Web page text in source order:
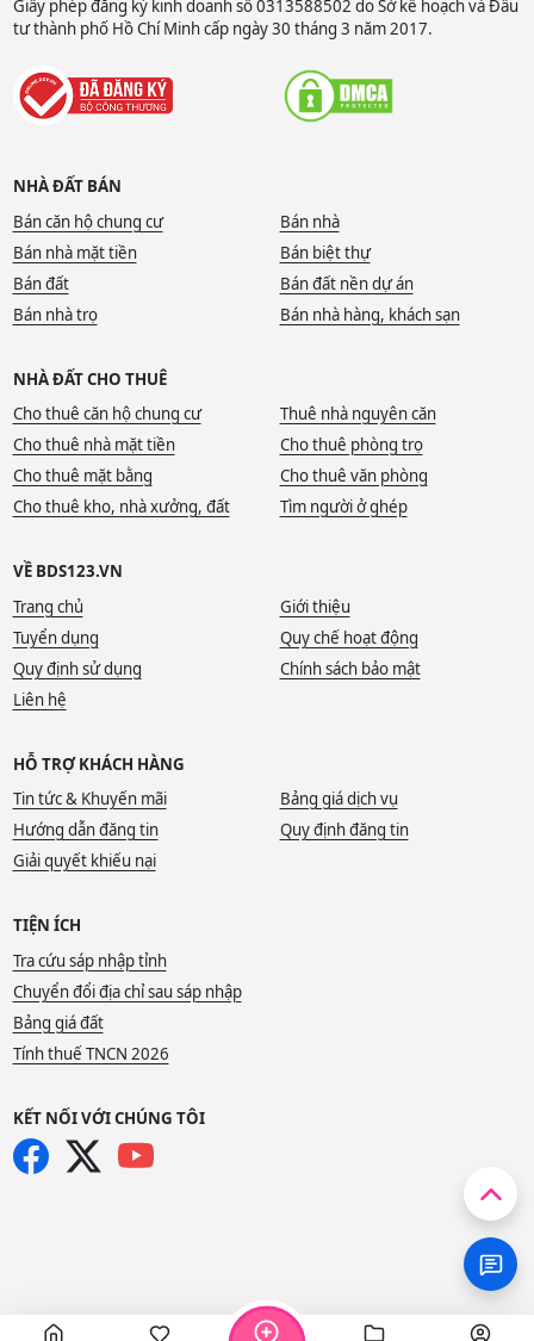
Giấy phép đăng ký kinh doanh số 0313588502 do Sở kế hoạch và Đầu
tư thành phố Hồ Chí Minh cấp ngày 30 tháng 3 năm 2017.
NHÀ ĐẤT BÁN
Bán căn hộ chung cư
Bán nhà
Bán nhà mặt tiền
Bán biệt thự
Bán đất
Bán đất nền dự án
Bán nhà trọ
Bán nhà hàng, khách sạn
NHÀ ĐẤT CHO THUÊ
Cho thuê căn hộ chung cư
Thuê nhà nguyên căn
Cho thuê nhà mặt tiền
Cho thuê phòng trọ
Cho thuê mặt bằng
Cho thuê văn phòng
Cho thuê kho, nhà xưởng, đất
Tìm người ở ghép
VỀ BDS123.VN
Trang chủ
Giới thiệu
Tuyển dụng
Quy chế hoạt động
Quy định sử dụng
Chính sách bảo mật
Liên hệ
HỖ TRỢ KHÁCH HÀNG
Tin tức & Khuyến mãi
Bảng giá dịch vụ
Hướng dẫn đăng tin
Quy định đăng tin
Giải quyết khiếu nại
TIỆN ÍCH
Tra cứu sáp nhập tỉnh
Chuyển đổi địa chỉ sau sáp nhập
Bảng giá đất
Tính thuế TNCN 2026
KẾT NỐI VỚI CHÚNG TÔI